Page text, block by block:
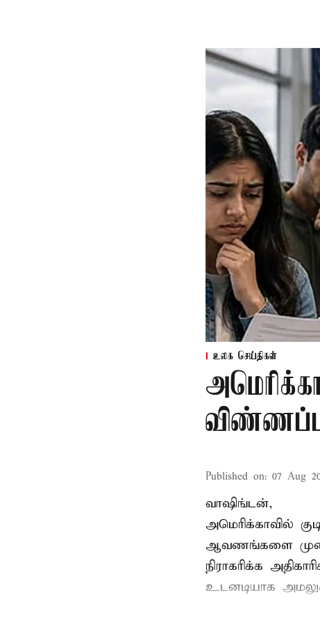
உலக செய்திகள்
Published on: 07 Aug
வாஷிங்டன்,
அமெரிக்காவில்
ஆவணங்களை
நிராகரிக்க
உடனடியாக